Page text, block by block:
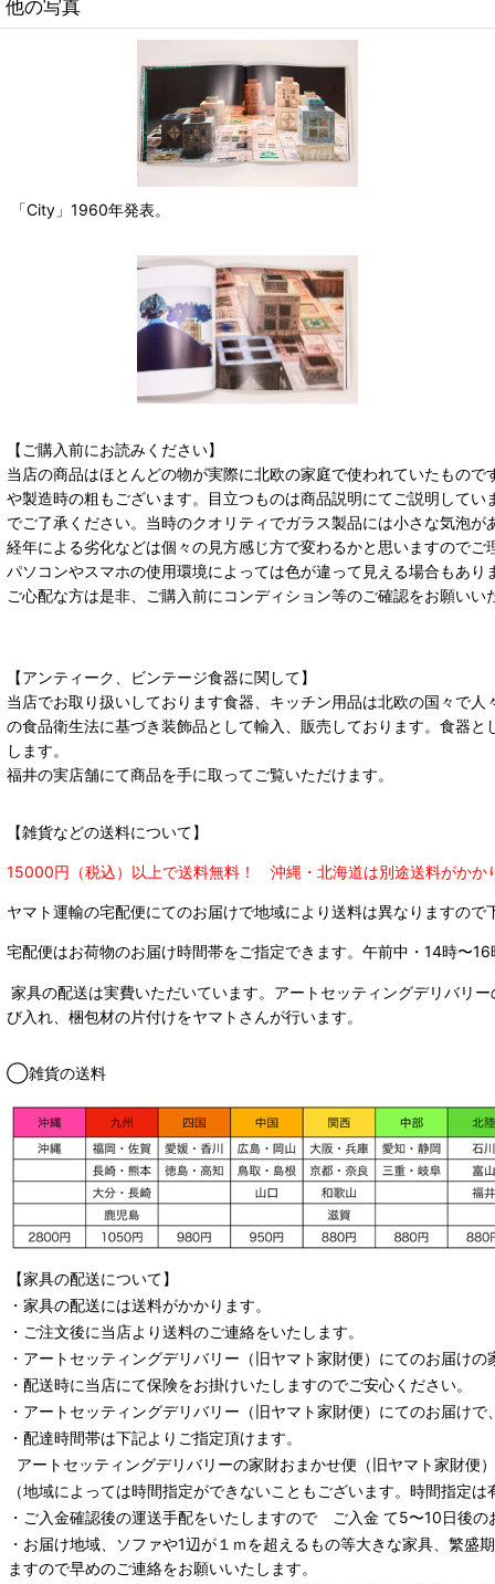
他の写真
「City」1960年発表。
【ご購入前にお読みください】
当店の商品はほとんどの物が実際に北欧の家庭で使われていたもの
や製造時の粗もございます。目立つものは商品説明にてご説明して
でご了承ください。当時のクオリティでガラス製品には小さな気泡が
経年による劣化などは個々の見方感じ方で変わるかと思いますのでご
パソコンやスマホの使用環境によっては色が違って見える場合もあ
ご心配な方は是非、ご購入前にコンディション等のご確認をお願い
【アンティーク、ビンテージ食器に関して】
当店でお取り扱いしております食器、キッチン用品は北欧の国々で
の食品衛生法に基づき装飾品として輸入、販売しております。食器
します。
福井の実店舗にて商品を手に取ってご覧いただけます。
【雑貨などの送料について】
15000円（税込）以上で送料無料！ 沖縄・北海道は別途送料がかか
ヤマト運輸の宅配便にてのお届けで地域により送料は異なりますので
宅配便はお荷物のお届け時間帯をご指定できます。 午前中・14時〜
家具の配送は実費いただいています。アートセッティングデリバリ
び入れ、梱包材の片付けをヤマトさんが行います。
◯雑貨の送料
【家具の配送について】
・家具の配送には送料がかかります。
・ご注文後に当店より送料のご連絡をいたします。
・ アートセッティングデリバリー （旧ヤマト家財便） にてのお届けの
・配送時に当店にて保険をお掛けいたしますのでご安心ください。
・ アートセッティングデリバリー （旧ヤマト家財便） にてのお届けで
・配達時間帯は下記よりご指定頂けます。
アートセッティングデリバリーの家財おまかせ便 （旧ヤマト家財便
（地域によっては時間指定ができないこともございます。時間指定
・ご入金確認後の運送手配をいたしますので ご入金 て5〜10日後の
・お届け地域、ソファや1辺が１ｍを超えるもの等大きな家具、繁
ますので早めのご連絡をお願いいたします。